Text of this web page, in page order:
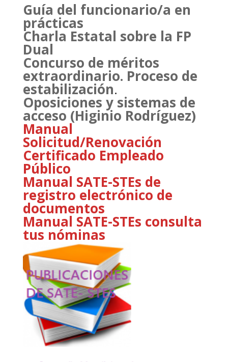
Guía del funcionario/a en
prácticas
Charla Estatal sobre la FP
Dual
Concurso de méritos
extraordinario. Proceso de
estabilización.
Oposiciones y sistemas de
acceso (Higinio Rodríguez)
Manual
Solicitud/Renovación
Certificado Empleado
Público
Manual SATE-STEs de
registro electrónico de
documentos
Manual SATE-STEs consulta
tus nóminas